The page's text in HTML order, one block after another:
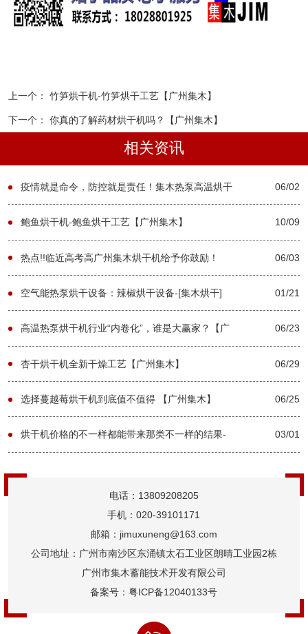
上一个： 竹笋烘干机-竹笋烘干工艺【广州集木】
下一个： 你真的了解药材烘干机吗？【广州集木】
相关资讯
疫情就是命令，防控就是责任！集木热泵高温烘干
机厂家共同预防疫情！【广州集木】
06/02
鲍鱼烘干机-鲍鱼烘干工艺【广州集木】 10/09
热点!!临近高考高广州集木烘干机给予你鼓励！
【广州集木】
06/03
空气能热泵烘干设备：辣椒烘干设备-[集木烘干] 01/21
高温热泵烘干机行业“内卷化”，谁是大赢家？【广
州集木】
06/23
杏干烘干机全新干燥工艺【广州集木】 06/29
选择蔓越莓烘干机到底值不值得 【广州集木】 06/25
烘干机价格的不一样都能带来那类不一样的结果- 03/01
电话：13809208205
手机：020-39101171
邮箱：jimuxuneng@163.com
公司地址：广州市南沙区东涌镇太石工业区朗晴工业园2栋
广州市集木蓄能技术开发有限公司
备案号：粤ICP备12040133号